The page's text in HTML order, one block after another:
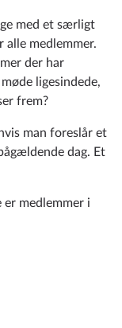
med et særligt
alle medlemmer.
der har
ligesindede,
frem?
man foreslår et
dag. Et
er medlemmer i